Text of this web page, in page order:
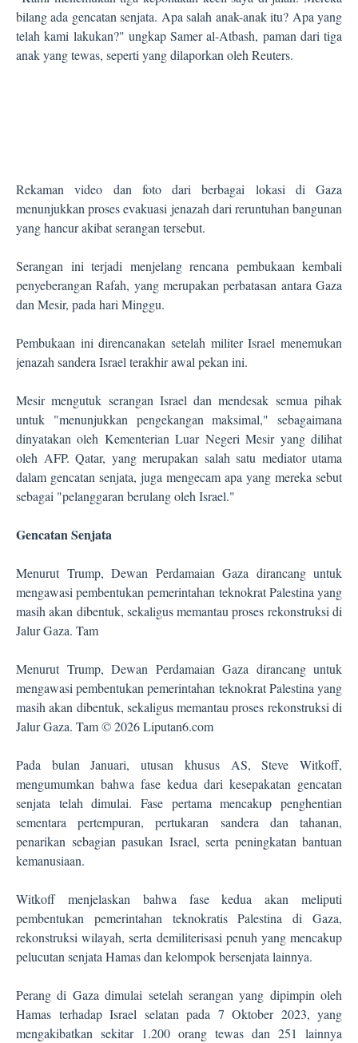
bilang ada gencatan senjata. Apa salah anak-anak itu? Apa yang
telah kami lakukan?" ungkap Samer al-Atbash, paman dari tiga
anak yang tewas, seperti yang dilaporkan oleh Reuters.
Rekaman video dan foto dari berbagai lokasi di Gaza
menunjukkan proses evakuasi jenazah dari reruntuhan bangunan
yang hancur akibat serangan tersebut.
Serangan ini terjadi menjelang rencana pembukaan kembali
penyeberangan Rafah, yang merupakan perbatasan antara Gaza
dan Mesir, pada hari Minggu.
Pembukaan ini direncanakan setelah militer Israel menemukan
jenazah sandera Israel terakhir awal pekan ini.
Mesir mengutuk serangan Israel dan mendesak semua pihak
untuk "menunjukkan pengekangan maksimal," sebagaimana
dinyatakan oleh Kementerian Luar Negeri Mesir yang dilihat
oleh AFP. Qatar, yang merupakan salah satu mediator utama
dalam gencatan senjata, juga mengecam apa yang mereka sebut
sebagai "pelanggaran berulang oleh Israel."
Gencatan Senjata
Menurut Trump, Dewan Perdamaian Gaza dirancang untuk
mengawasi pembentukan pemerintahan teknokrat Palestina yang
masih akan dibentuk, sekaligus memantau proses rekonstruksi di
Jalur Gaza. Tam
Menurut Trump, Dewan Perdamaian Gaza dirancang untuk
mengawasi pembentukan pemerintahan teknokrat Palestina yang
masih akan dibentuk, sekaligus memantau proses rekonstruksi di
Jalur Gaza. Tam © 2026 Liputan6.com
Pada bulan Januari, utusan khusus AS, Steve Witkoff,
mengumumkan bahwa fase kedua dari kesepakatan gencatan
senjata telah dimulai. Fase pertama mencakup penghentian
sementara pertempuran, pertukaran sandera dan tahanan,
penarikan sebagian pasukan Israel, serta peningkatan bantuan
kemanusiaan.
Witkoff menjelaskan bahwa fase kedua akan meliputi
pembentukan pemerintahan teknokratis Palestina di Gaza,
rekonstruksi wilayah, serta demiliterisasi penuh yang mencakup
pelucutan senjata Hamas dan kelompok bersenjata lainnya.
Perang di Gaza dimulai setelah serangan yang dipimpin oleh
Hamas terhadap Israel selatan pada 7 Oktober 2023, yang
mengakibatkan sekitar 1.200 orang tewas dan 251 lainnya